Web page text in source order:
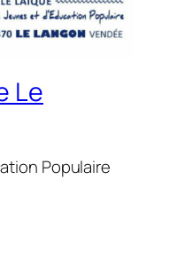
Le
Populaire